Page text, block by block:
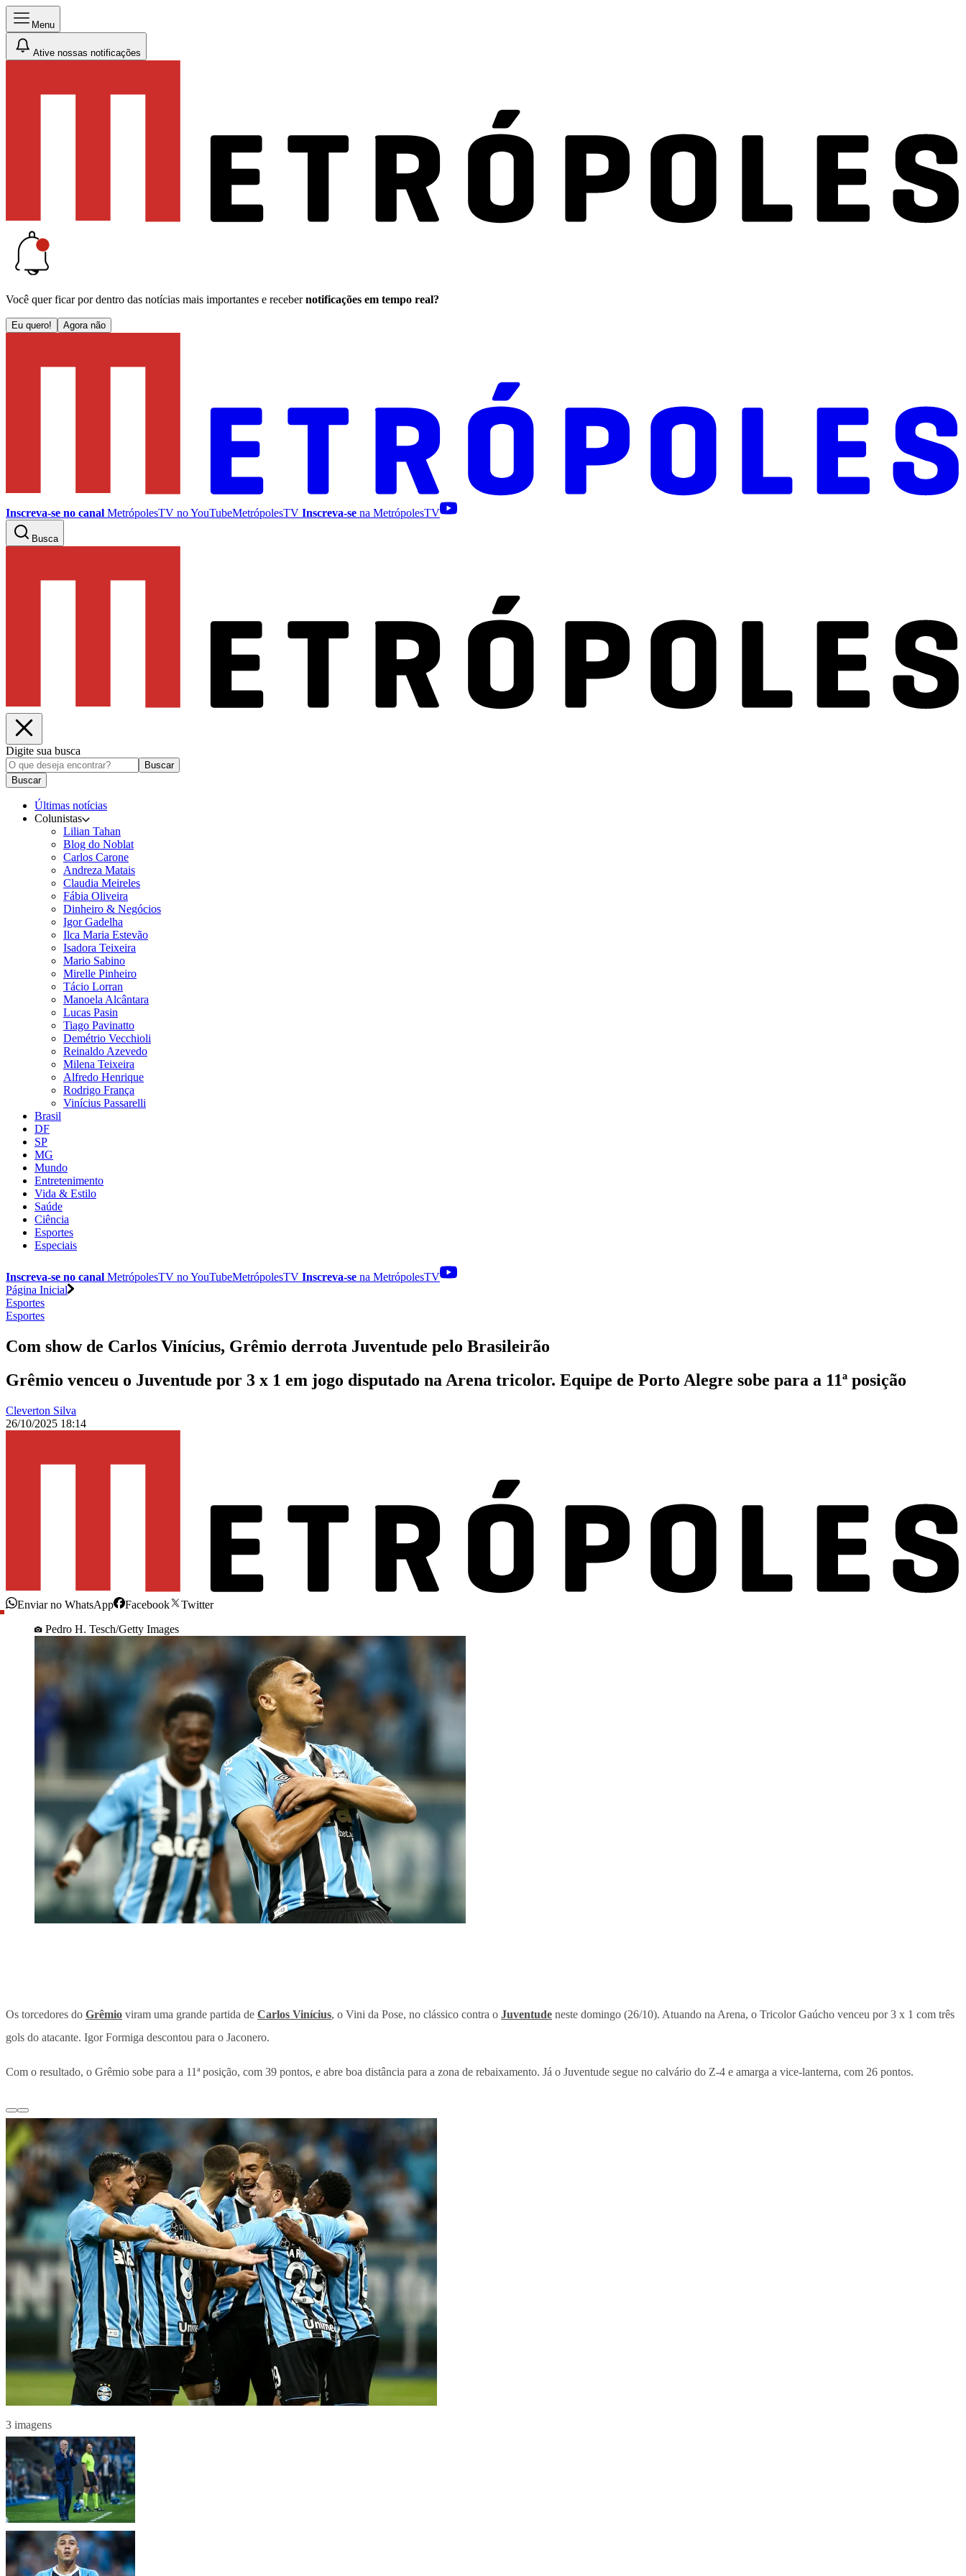
Menu
Ative nossas notificações
Você quer ficar por dentro das notícias mais importantes e receber notificações em tempo real?
Eu quero! Agora não
Inscreva-se no canal MetrópolesTV noYouTubeMetrópolesTV Inscreva-se na MetrópolesTV
Busca
Digite sua busca
Buscar
Buscar
Últimas notícias
Colunistas
Lilian Tahan
Blog do Noblat
Carlos Carone
Andreza Matais
Claudia Meireles
Fábia Oliveira
Dinheiro & Negócios
Igor Gadelha
Ilca Maria Estevão
Isadora Teixeira
Mario Sabino
Mirelle Pinheiro
Tácio Lorran
Manoela Alcântara
Lucas Pasin
Tiago Pavinatto
Demétrio Vecchioli
Reinaldo Azevedo
Milena Teixeira
Alfredo Henrique
Rodrigo França
Vinícius Passarelli
Brasil
DF
SP
MG
Mundo
Entretenimento
Vida & Estilo
Saúde
Ciência
Esportes
Especiais
Inscreva-se no canal MetrópolesTV noYouTubeMetrópolesTV Inscreva-se na MetrópolesTV
Página Inicial
Esportes
Esportes
Com show de Carlos Vinícius, Grêmio derrota Juventude pelo Brasileirão
Grêmio venceu o Juventude por 3 x 1 em jogo disputado na Arena tricolor. Equipe de Porto Alegre sobe para a 11ª posição
Cleverton Silva
26/10/2025 18:14
Enviar no WhatsApp Facebook
Twitter
Pedro H. Tesch/Getty Images
Os torcedores do Grêmio viram uma grande partida de Carlos Vinícius, o Vini da Pose, no clássico contra o Juventude neste domingo (26/10). Atuando na Arena, o Tricolor Gaúcho venceu por 3 x 1 com três
gols do atacante. Igor Formiga descontou para o Jaconero.
Com o resultado, o Grêmio sobe para a 11ª posição, com 39 pontos, e abre boa distância para a zona de rebaixamento. Já o Juventude segue no calvário do Z-4 e amarga a vice-lanterna, com 26 pontos.
3 imagens